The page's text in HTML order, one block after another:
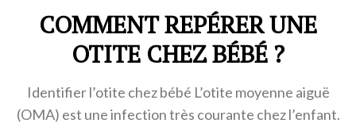
COMMENT REPÉRER UNE
OTITE CHEZ BÉBÉ ?
Identifier l’otite chez bébé L’otite moyenne aiguë
(OMA) est une infection très courante chez l’enfant.